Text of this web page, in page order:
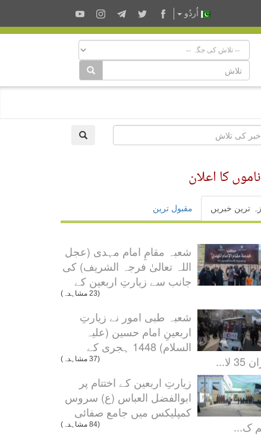
اُردُو
کا اعلان
ترین خبریں مقبول ترین
شعبہ مقامِ امام مہدی (عجل
اللہ تعالیٰ فرجہ الشریف) کی
جانب سے زیارتِ اربعین کے
(23 مشاہدہ)
شعبہ طبی امور نے زیارتِ
اربعینِ امام حسین (علیہ
السلام) 1448 ہجری کے
لا...
(37 مشاہدہ)
زیارتِ اربعین کے اختتام پر
ابوالفضل العباس (ع) سروس
کمپلیکس میں جامع صفائی
ک...
(84 مشاہدہ)